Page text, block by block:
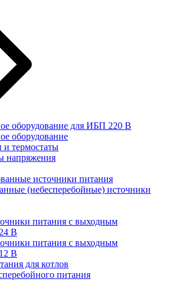
оборудование для ИБП 220 В
оборудование
термостаты
напряжения
источники питания
(небесперебойные) источники
питания с выходным
В
питания с выходным
В
для котлов
питания